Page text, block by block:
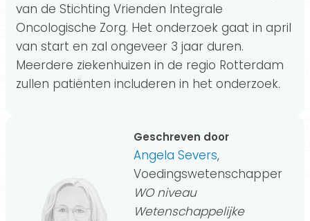
van de Stichting Vrienden Integrale
Oncologische Zorg. Het onderzoek gaat in april
van start en zal ongeveer 3 jaar duren.
Meerdere ziekenhuizen in de regio Rotterdam
zullen patiënten includeren in het onderzoek.
Geschreven door
Angela Severs,
Voedingswetenschapper
WO niveau
Wetenschappelijke